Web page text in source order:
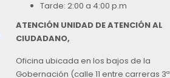
Tarde: 2:00 a 4:00 p.m
ATENCIÓN UNIDAD DE ATENCIÓN AL
CIUDADANO,
Oficina ubicada en los bajos de la
Gobernación (calle 11 entre carreras 3ª